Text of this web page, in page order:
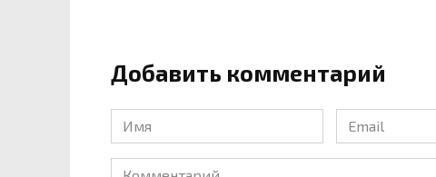
Добавить комментарий
Имя
*
Email
*
Комментарий